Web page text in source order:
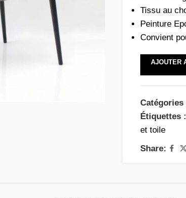
Tissu au
Peinture
Convient
AJOUTER
Catégories
Étiquettes :
et toile
Share: